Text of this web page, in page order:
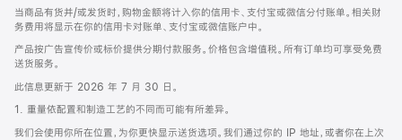
当商品有货并/或发货时，购物金额将计入你的信用卡、支付宝或微信分付账单。相关财
务费用将显示在你的信用卡对账单、支付宝或微信账户中。
产品按广告宣传价或标价提供分期付款服务。价格包含增值税。所有订单均可享受免费
送货服务。
此信息更新于 2026 年 7 月 30 日。
1. 重量依配置和制造工艺的不同而可能有所差异。
我们会使用你所在位置，为你更快显示送货选项。我们通过你的 IP 地址，或者你在上次